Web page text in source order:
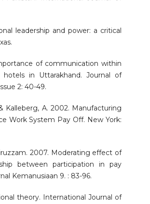
leadership and power: a critical
of communication within
in Uttarakhand. Journal of
2: 40-49.
Kalleberg, A. 2002. Manufacturing
Work System Pay Off. New York:
2007. Moderating effect of
between participation in pay
Kemanusiaan 9. : 83-96.
theory. International Journal of